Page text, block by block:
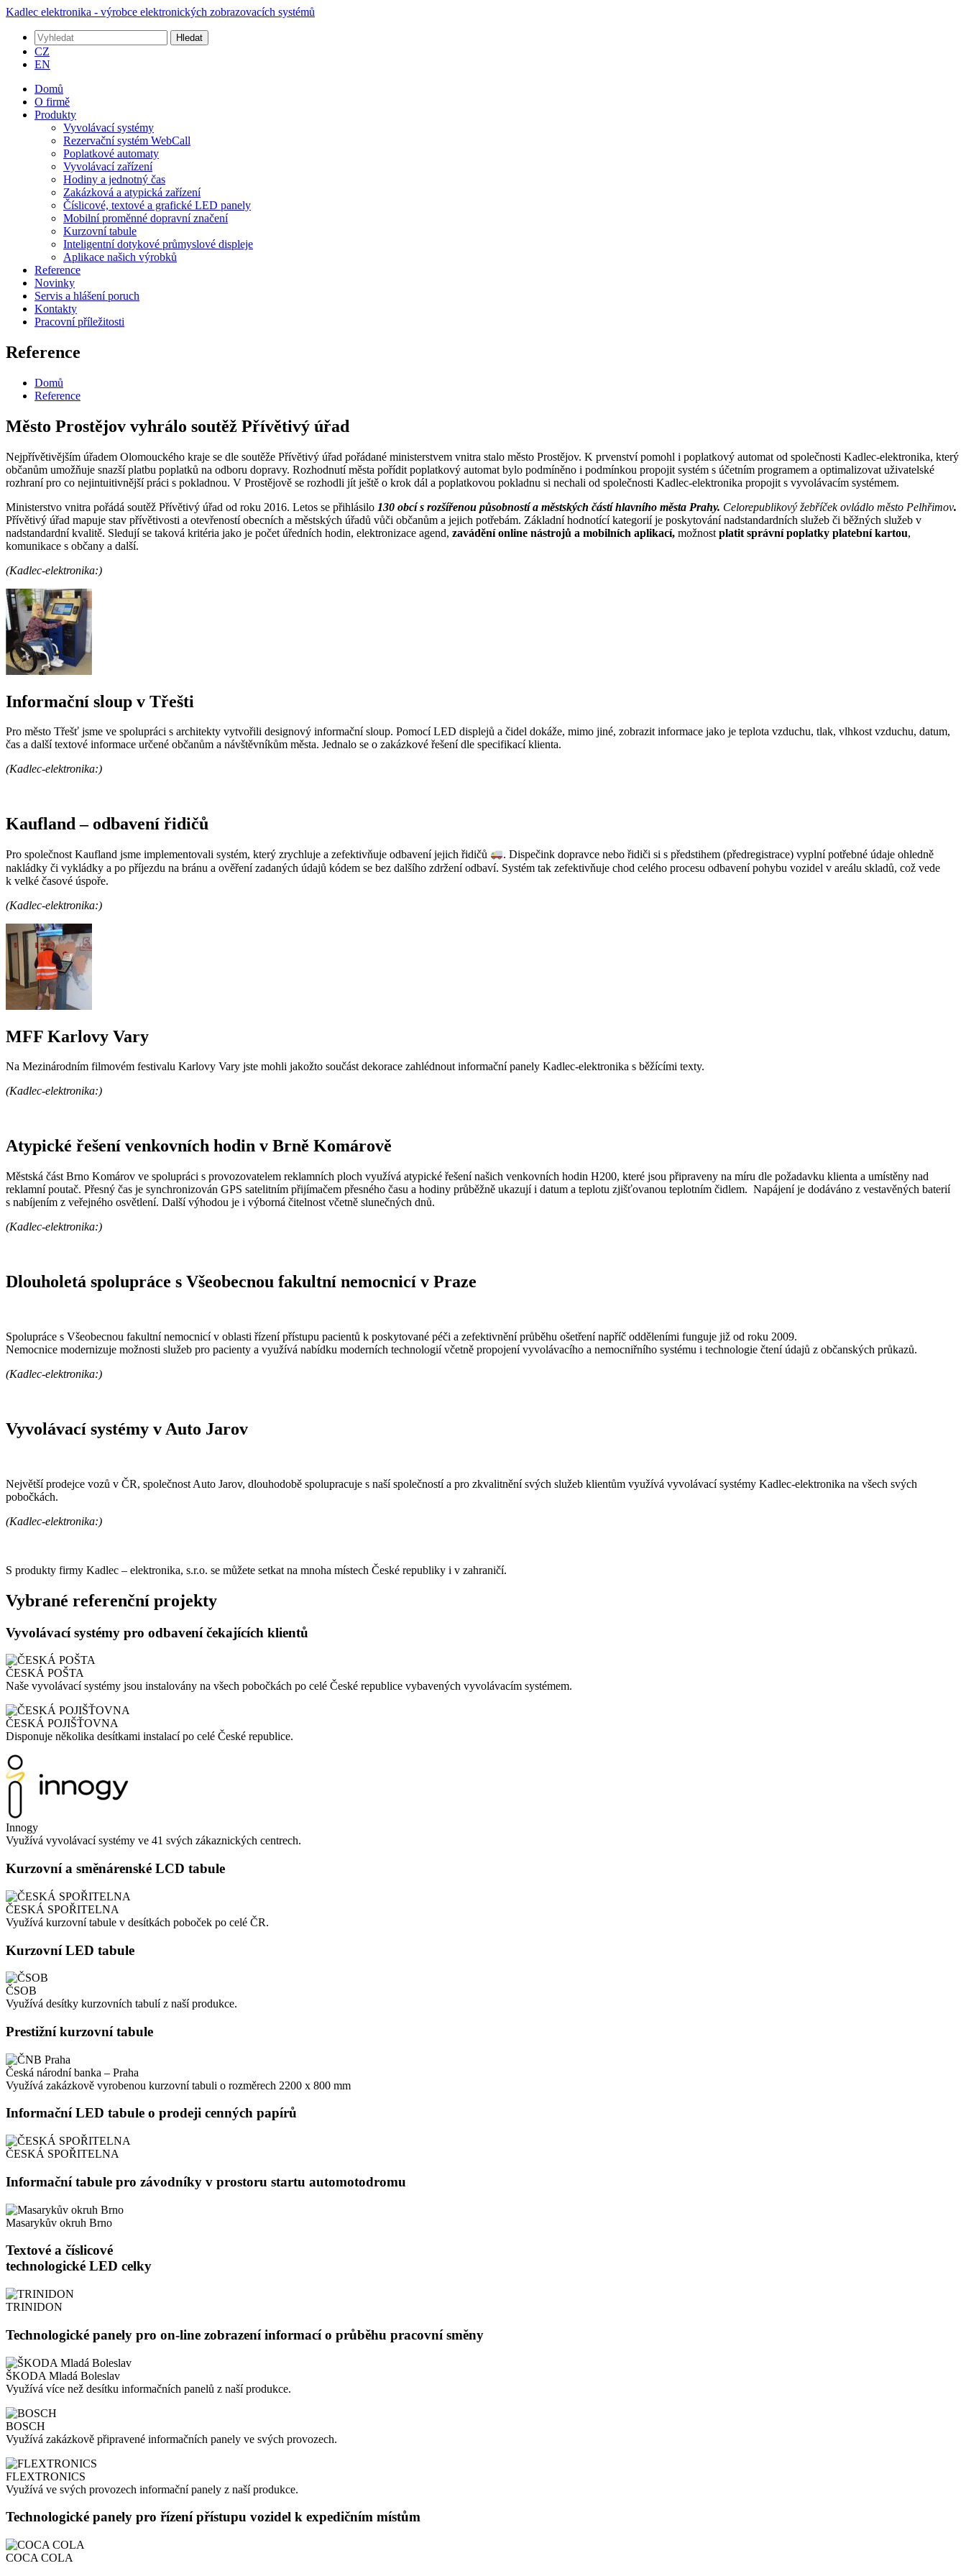
Kadlec elektronika - výrobce elektronických zobrazovacích systémů
Hledat
CZ
EN
Domů
O firmě
Produkty
Vyvolávací systémy
Rezervační systém WebCall
Poplatkové automaty
Vyvolávací zařízení
Hodiny a jednotný čas
Zakázková a atypická zařízení
Číslicové, textové a grafické LED panely
Mobilní proměnné dopravní značení
Kurzovní tabule
Inteligentní dotykové průmyslové displeje
Aplikace našich výrobků
Reference
Novinky
Servis a hlášení poruch
Kontakty
Pracovní příležitosti
Reference
Domů
Reference
Město Prostějov vyhrálo soutěž Přívětivý úřad
Nejpřívětivějším úřadem Olomouckého kraje se dle soutěže Přívětivý úřad pořádané ministerstvem vnitra stalo město Prostějov. K prvenství pomohl i poplatkový automat od společnosti Kadlec-elektronika, který
občanům umožňuje snazší platbu poplatků na odboru dopravy. Rozhodnutí města pořídit poplatkový automat bylo podmíněno i podmínkou propojit systém s účetním programem a optimalizovat uživatelské
rozhraní pro co nejintuitivnější práci s pokladnou. V Prostějově se rozhodli jít ještě o krok dál a poplatkovou pokladnu si nechali od společnosti Kadlec-elektronika propojit s vyvolávacím systémem.
Ministerstvo vnitra pořádá soutěž Přívětivý úřad od roku 2016. Letos se přihlásilo 130 obcí s rozšířenou působností a městských částí hlavního města Prahy. Celorepublikový žebříček ovládlo město Pelhřimov.
Přívětivý úřad mapuje stav přívětivosti a otevřeností obecních a městských úřadů vůči občanům a jejich potřebám. Základní hodnotící kategorií je poskytování nadstandardních služeb či běžných služeb v
nadstandardní kvalitě. Sledují se taková kritéria jako je počet úředních hodin, elektronizace agend, zavádění online nástrojů a mobilních aplikací, možnost platit správní poplatky platební kartou,
komunikace s občany a další.
(Kadlec-elektronika:)
Informační sloup v Třešti
Pro město Třešť jsme ve spolupráci s architekty vytvořili designový informační sloup. Pomocí LED displejů a čidel dokáže, mimo jiné, zobrazit informace jako je teplota vzduchu, tlak, vlhkost vzduchu, datum,
čas a další textové informace určené občanům a návštěvníkům města. Jednalo se o zakázkové řešení dle specifikací klienta.
(Kadlec-elektronika:)
Kaufland – odbavení řidičů
Pro společnost Kaufland jsme implementovali systém, který zrychluje a zefektivňuje odbavení jejich řidičů
. Dispečink dopravce nebo řidiči si s předstihem (předregistrace) vyplní potřebné údaje ohledně
nakládky či vykládky a po příjezdu na bránu a ověření zadaných údajů kódem se bez dalšího zdržení odbaví. Systém tak zefektivňuje chod celého procesu odbavení pohybu vozidel v areálu skladů, což vede
k velké časové úspoře.
(Kadlec-elektronika:)
MFF Karlovy Vary
Na Mezinárodním filmovém festivalu Karlovy Vary jste mohli jakožto součást dekorace zahlédnout informační panely Kadlec-elektronika s běžícími texty.
(Kadlec-elektronika:)
Atypické řešení venkovních hodin v Brně Komárově
Městská část Brno Komárov ve spolupráci s provozovatelem reklamních ploch využívá atypické řešení našich venkovních hodin H200, které jsou připraveny na míru dle požadavku klienta a umístěny nad
reklamní poutač. Přesný čas je synchronizován GPS satelitním přijímačem přesného času a hodiny průběžně ukazují i datum a teplotu zjišťovanou teplotním čidlem. Napájení je dodáváno z vestavěných baterií
s nabíjením z veřejného osvětlení. Další výhodou je i výborná čitelnost včetně slunečných dnů.
(Kadlec-elektronika:)
Dlouholetá spolupráce s Všeobecnou fakultní nemocnicí v Praze
Spolupráce s Všeobecnou fakultní nemocnicí v oblasti řízení přístupu pacientů k poskytované péči a zefektivnění průběhu ošetření napříč odděleními funguje již od roku 2009.
Nemocnice modernizuje možnosti služeb pro pacienty a využívá nabídku moderních technologií včetně propojení vyvolávacího a nemocniřního systému i technologie čtení údajů z občanských průkazů.
(Kadlec-elektronika:)
Vyvolávací systémy v Auto Jarov
Největší prodejce vozů v ČR, společnost Auto Jarov, dlouhodobě spolupracuje s naší společností a pro zkvalitnění svých služeb klientům využívá vyvolávací systémy Kadlec-elektronika na všech svých
pobočkách.
(Kadlec-elektronika:)
S produkty firmy Kadlec – elektronika, s.r.o. se můžete setkat na mnoha místech České republiky i v zahraničí.
Vybrané referenční projekty
Vyvolávací systémy pro odbavení čekajících klientů
ČESKÁ POŠTA
Naše vyvolávací systémy jsou instalovány na všech pobočkách po celé České republice vybavených vyvolávacím systémem.
ČESKÁ POJIŠŤOVNA
Disponuje několika desítkami instalací po celé České republice.
Innogy
Využívá vyvolávací systémy ve 41 svých zákaznických centrech.
Kurzovní a směnárenské LCD tabule
ČESKÁ SPOŘITELNA
Využívá kurzovní tabule v desítkách poboček po celé ČR.
Kurzovní LED tabule
ČSOB
Využívá desítky kurzovních tabulí z naší produkce.
Prestižní kurzovní tabule
Česká národní banka – Praha
Využívá zakázkově vyrobenou kurzovní tabuli o rozměrech 2200 x 800 mm
Informační LED tabule o prodeji cenných papírů
ČESKÁ SPOŘITELNA
Informační tabule pro závodníky v prostoru startu automotodromu
Masarykův okruh Brno
Textové a číslicové
technologické LED celky
TRINIDON
Technologické panely pro on-line zobrazení informací o průběhu pracovní směny
ŠKODA Mladá Boleslav
Využívá více než desítku informačních panelů z naší produkce.
BOSCH
Využívá zakázkově připravené informačních panely ve svých provozech.
FLEXTRONICS
Využívá ve svých provozech informační panely z naší produkce.
Technologické panely pro řízení přístupu vozidel k expedičním místům
COCA COLA